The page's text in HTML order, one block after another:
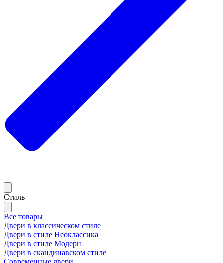
Стиль
Все товары
Двери в классическом стиле
Двери в стиле Неоклассика
Двери в стиле Модерн
Двери в скандинавском стиле
Современные двери